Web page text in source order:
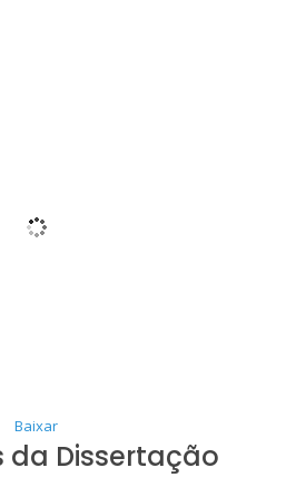
Baixar
Dissertação